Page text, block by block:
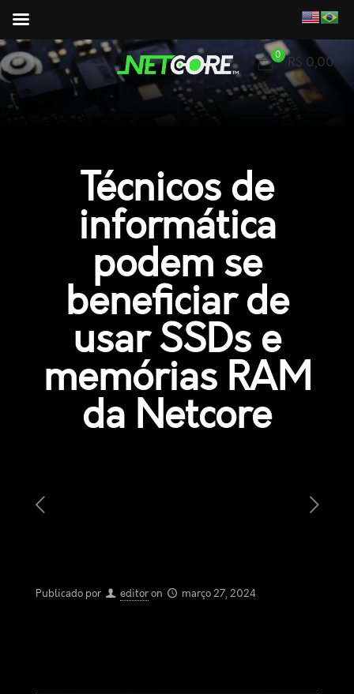
0
R$ 0,00
Técnicos de
informática
podem se
beneficiar de
usar SSDs e
memórias RAM
da Netcore
Publicado por editoron março 27, 2024